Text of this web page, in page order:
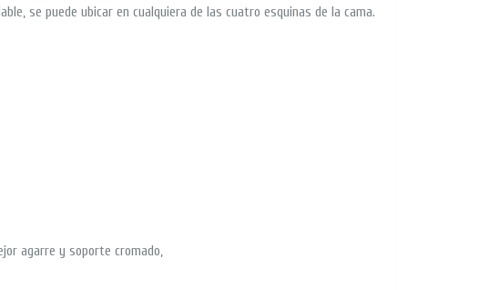
se puede ubicar en cualquiera de las cuatro esquinas de la cama.
agarre y soporte cromado,